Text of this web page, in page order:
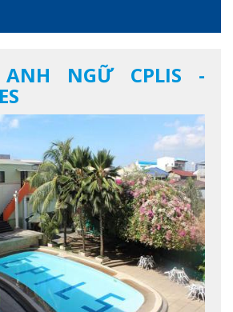
ANH NGỮ CPLIS -